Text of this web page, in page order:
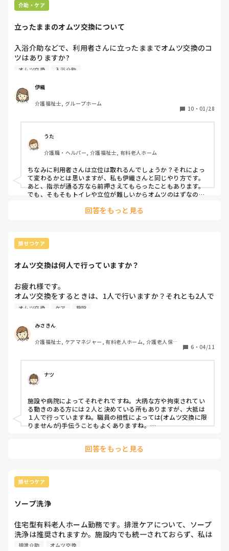
介助・ケア
立ったままのオムツ交換について
入浴介助などで、利用者さんに立ったままでオムツ交換のコ
ツはありますか?
一人介助で、立ち前にオムツのテープは仮止めをして、立っ
です
アドレスがあればよろしくお願い致します
オムツ交換 入浴介助
伊織
介護福祉士, グループホーム
10 ・ 01/28
うた
介護職・ヘルパー, 介護福祉士, 有料老人ホーム
ちなみに利用者さんは立位は取れるんでしょうか？それによっ
て変わるかとは思いますが、私も伊織さんと同じやり方です。
あと、指示が通る方なら前押さえてもらったこともあります。
でも、そもそもトイレや立位が難しいからオムツのはずなの
回答をもっと見る
排せつケア
オムツ交換は何人で行っていますか？
お疲れ様です。
オムツ交換をするときは、1人で行いますか？それとも2人で
しょうか(1人夜勤のときを除く)？
方が利用者様の体を支えてくれるので安心感や心強さはあり
ます。1人でもできなくはないのですが、慣れるまでに苦労
しました。
オムツ交換 ケア 施設
みさきん
介護福祉士, ケアマネジャー, 有料老人ホーム, 介護老人保健
6 ・ 04/11
ナツ
施設や病院によってそれぞれですね。大柄な方や拘束されてい
る動きのある方には２人と決めている所もありますが、大抵は
１人で行っていますね。職員の相性によっては(オムツ交換に限
りませんが)手伝うこともよくありますね。
回答をもっと見る
排せつケア
ソープ洗浄
住宅型有料老人ホーム勤務です。排泄ケアについて、ソープ
洗浄は推奨されますか。施設内でも統一されておらず、私は
不要だとおもっていますが、いかがでしょうか。
排泄介助 オムツ交換